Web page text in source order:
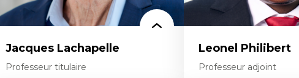
Jacques Lachapelle
Professeur titulaire
Leonel Philibert
Professeur adjoint